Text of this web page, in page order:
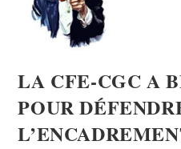
LA CFE-CGC A
POUR